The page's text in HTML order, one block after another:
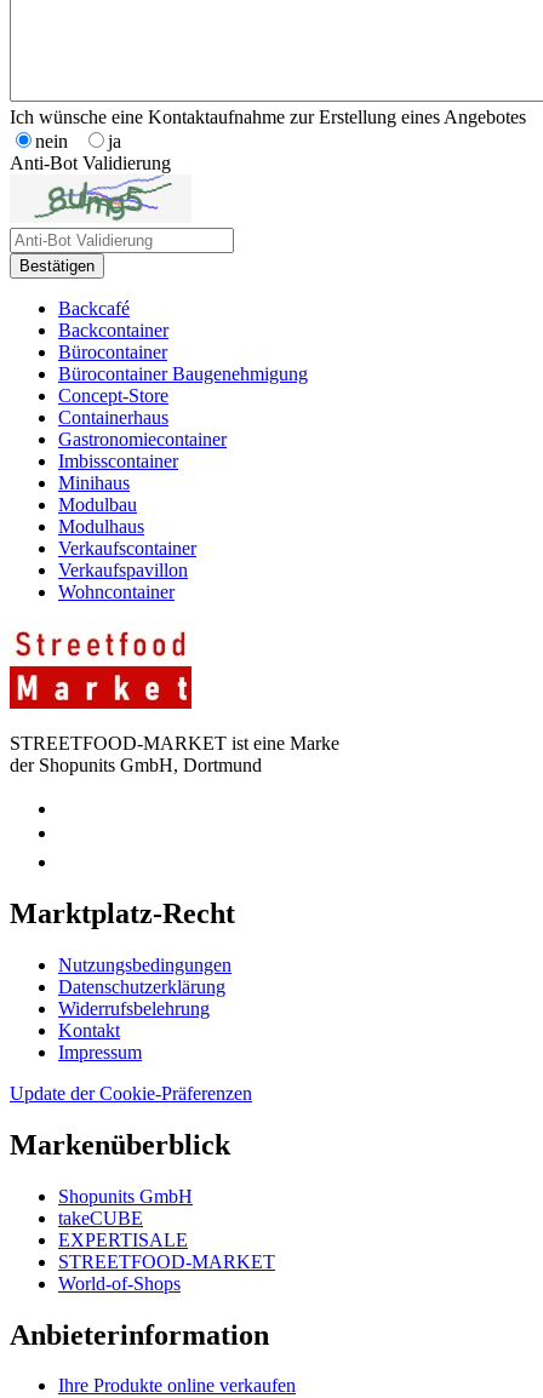
Ich wünsche eine Kontaktaufnahme zur Erstellung eines Angebotes
nein
ja
Anti-Bot Validierung
Bestätigen
Backcafé
Backcontainer
Bürocontainer
Bürocontainer Baugenehmigung
Concept-Store
Containerhaus
Gastronomiecontainer
Imbisscontainer
Minihaus
Modulbau
Modulhaus
Verkaufscontainer
Verkaufspavillon
Wohncontainer
STREETFOOD-MARKET ist eine Marke
der Shopunits GmbH, Dortmund
Marktplatz-Recht
Nutzungsbedingungen
Datenschutzerklärung
Widerrufsbelehrung
Kontakt
Impressum
Update der Cookie-Präferenzen
Markenüberblick
Shopunits GmbH
takeCUBE
EXPERTISALE
STREETFOOD-MARKET
World-of-Shops
Anbieterinformation
Ihre Produkte online verkaufen